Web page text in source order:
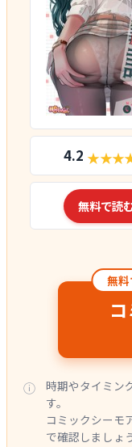
4.2
無料で読
無
時期やタイミン
す。
コミックシーモ
で確認しましょう